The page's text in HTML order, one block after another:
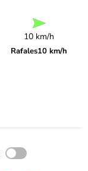
10 km/h
Rafales10 km/h